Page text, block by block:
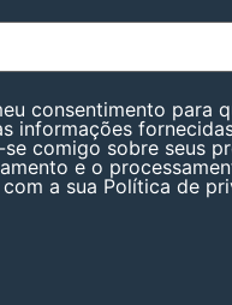
consentimento para
informações
comigo sobre seus
e o
a sua Política de